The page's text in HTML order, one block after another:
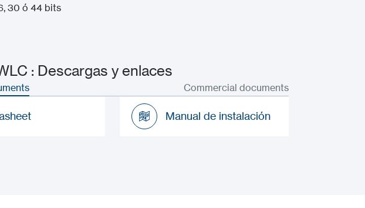
30 ó 44 bits
: Descargas y enlaces
Commercial documents
Manual de instalación